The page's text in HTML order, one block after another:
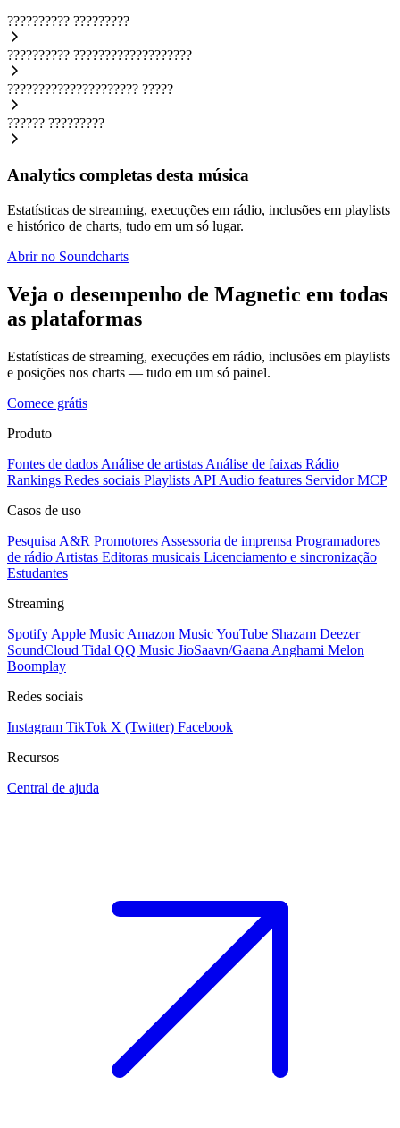
?????????? ?????????
?????????? ???????????????????
????????????????????? ?????
?????? ?????????
Analytics completas desta música
Estatísticas de streaming, execuções em rádio, inclusões em playlists
e histórico de charts, tudo em um só lugar.
Abrir no Soundcharts
Veja o desempenho de Magnetic em todas
as plataformas
Estatísticas de streaming, execuções em rádio, inclusões em playlists
e posições nos charts — tudo em um só painel.
Comece grátis
Produto
Fontes de dados Análise de artistas Análise de faixas Rádio
Rankings Redes sociais Playlists API Audio features Servidor MCP
Casos de uso
Pesquisa A&R Promotores Assessoria de imprensa Programadores
de rádio Artistas Editoras musicais Licenciamento e sincronização
Estudantes
Streaming
Spotify Apple Music Amazon MusicYouTube Shazam Deezer
SoundCloud Tidal QQ Music JioSaavn/Gaana Anghami Melon
Boomplay
Redes sociais
Instagram TikTok X (Twitter) Facebook
Recursos
Central de ajuda